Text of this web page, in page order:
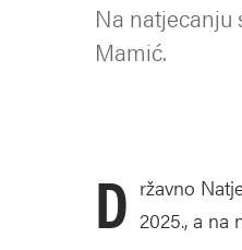
Na natjecanju
Mamić.
D ržavno
2025., a na